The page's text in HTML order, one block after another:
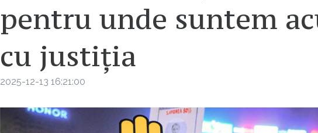
pentru unde suntem
cu justiția
2025-12-13 16:21:00